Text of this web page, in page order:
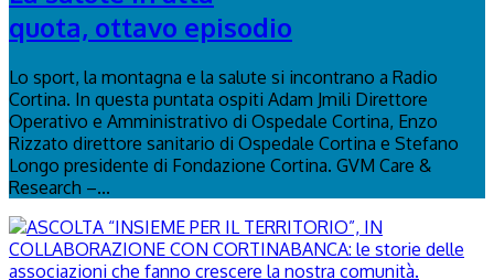
quota, ottavo episodio
Lo sport, la montagna e la salute si incontrano a Radio
Cortina. In questa puntata ospiti Adam Jmili Direttore
Operativo e Amministrativo di Ospedale Cortina, Enzo
Rizzato direttore sanitario di Ospedale Cortina e Stefano
Longo presidente di Fondazione Cortina. GVM Care &
Research –...